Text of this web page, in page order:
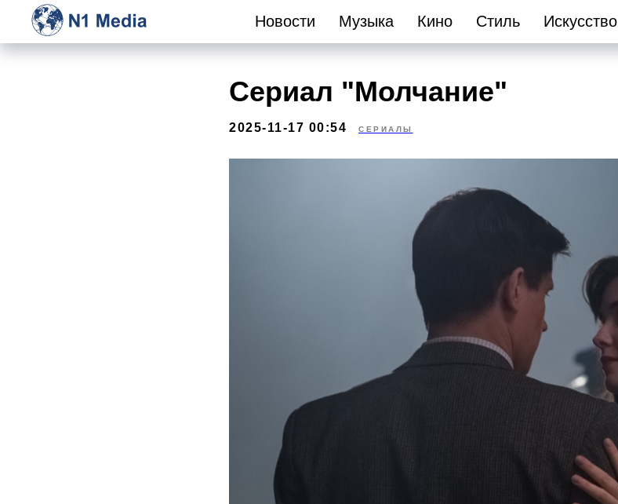
Новости Музыка Кино Стиль Искусство
Сериал "Молчание"
2025-11-17 00:54 СЕРИАЛЫ